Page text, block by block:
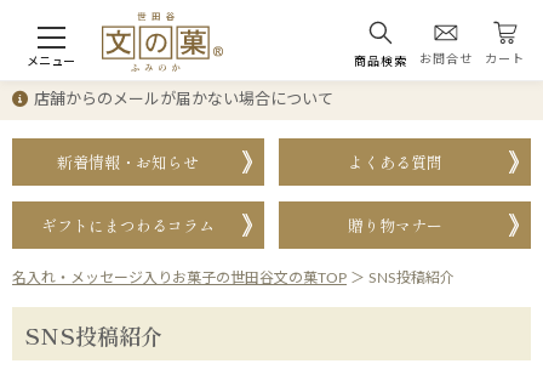
メニュー 商品検索 お問合せ カート
店舗からのメールが届かない場合について
新着情報・お知らせ よくある質問
ギフトにまつわるコラム 贈り物マナー
名入れ・メッセージ入りお菓子の世田谷文の菓TOP ＞ SNS投稿紹介
SNS投稿紹介